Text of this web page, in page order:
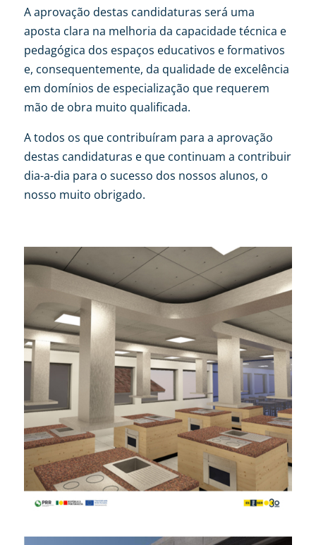
A aprovação destas candidaturas será uma
aposta clara na melhoria da capacidade técnica e
pedagógica dos espaços educativos e formativos
e, consequentemente, da qualidade de excelência
em domínios de especialização que requerem
mão de obra muito qualificada.
A todos os que contribuíram para a aprovação
destas candidaturas e que continuam a contribuir
dia-a-dia para o sucesso dos nossos alunos, o
nosso muito obrigado.